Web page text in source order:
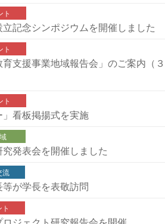
ト
記念シンポジウムを開催しました
ト
支援事業地域報告会」のご案内（３
ト
」看板掲揚式を実施
発表会を開催しました
流
が学長を表敬訪問